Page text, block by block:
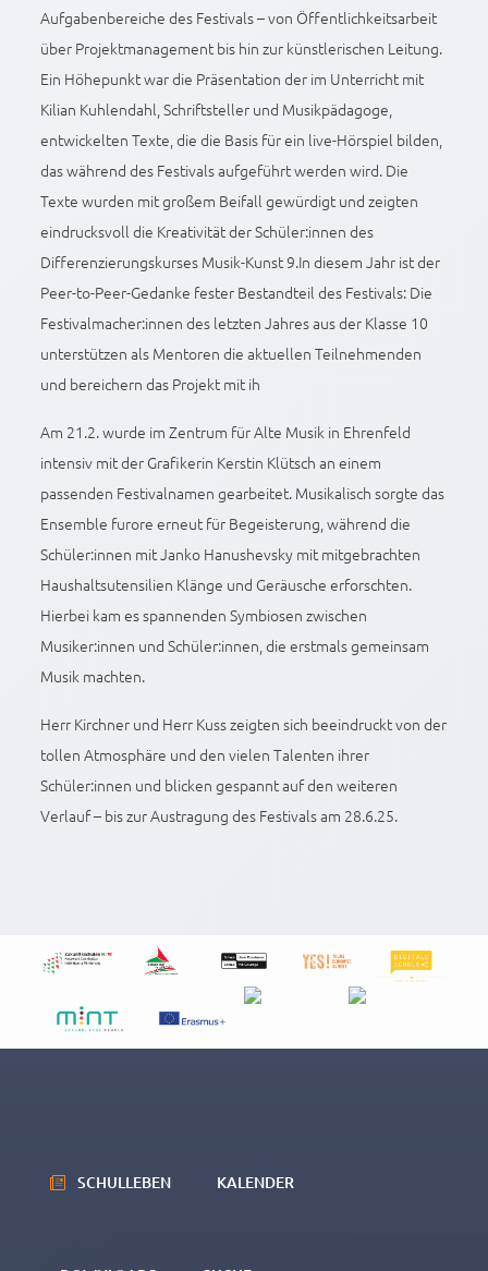
Aufgabenbereiche des Festivals – von Öffentlichkeitsarbeit
über Projektmanagement bis hin zur künstlerischen Leitung.
Ein Höhepunkt war die Präsentation der im Unterricht mit
Kilian Kuhlendahl, Schriftsteller und Musikpädagoge,
entwickelten Texte, die die Basis für ein live-Hörspiel bilden,
das während des Festivals aufgeführt werden wird. Die
Texte wurden mit großem Beifall gewürdigt und zeigten
eindrucksvoll die Kreativität der Schüler:innen des
Differenzierungskurses Musik-Kunst 9.In diesem Jahr ist der
Peer-to-Peer-Gedanke fester Bestandteil des Festivals: Die
Festivalmacher:innen des letzten Jahres aus der Klasse 10
unterstützen als Mentoren die aktuellen Teilnehmenden
und bereichern das Projekt mit ih
Am 21.2. wurde im Zentrum für Alte Musik in Ehrenfeld
intensiv mit der Grafikerin Kerstin Klütsch an einem
passenden Festivalnamen gearbeitet. Musikalisch sorgte das
Ensemble furore erneut für Begeisterung, während die
Schüler:innen mit Janko Hanushevsky mit mitgebrachten
Haushaltsutensilien Klänge und Geräusche erforschten.
Hierbei kam es spannenden Symbiosen zwischen
Musiker:innen und Schüler:innen, die erstmals gemeinsam
Musik machten.
Herr Kirchner und Herr Kuss zeigten sich beeindruckt von der
tollen Atmosphäre und den vielen Talenten ihrer
Schüler:innen und blicken gespannt auf den weiteren
Verlauf – bis zur Austragung des Festivals am 28.6.25.
SCHULLEBEN KALENDER